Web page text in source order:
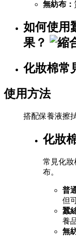
無紡布：
如何使用
果？
化妝棉常
使用方法
搭配保養液擦
化妝
常見化妝
布。
普
但
蠶
養
無